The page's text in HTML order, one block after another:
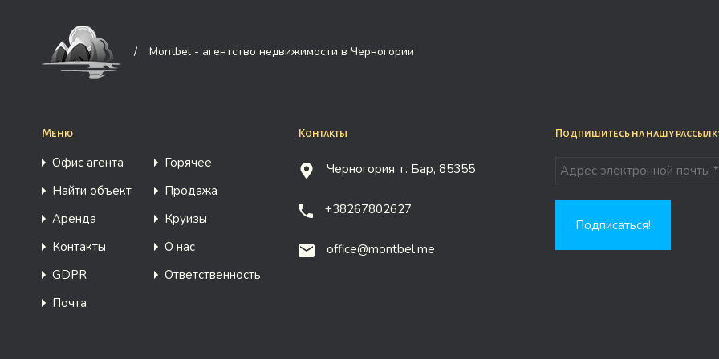
/ Montbel - агентство недвижимости в Черногории
Меню
Офис агента
Горячее
Найти объект
Продажа
Аренда
Круизы
Контакты
О нас
GDPR
Ответственность
Почта
Контакты
Черногория, г. Бар, 85355
+38267802627
office@montbel.me
Подпишитесь на нашу